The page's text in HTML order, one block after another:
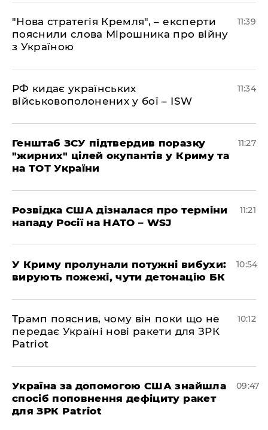
"Нова стратегія Кремля", – експерти
пояснили слова Мірошника про війну
з Україною
11:39
РФ кидає українських
військовополонених у бої – ISW
11:34
Генштаб ЗСУ підтвердив поразку
"жирних" цілей окупантів у Криму та
на ТОТ України
11:27
Розвідка США дізналася про терміни
нападу Росії на НАТО – WSJ
11:21
У Криму пролунали потужні вибухи:
вирують пожежі, чути детонацію БК
10:54
Трамп пояснив, чому він поки що не
передає Україні нові ракети для ЗРК
Patriot
10:12
Україна за допомогою США знайшла
спосіб поповнення дефіциту ракет
для ЗРК Patriot
09:47